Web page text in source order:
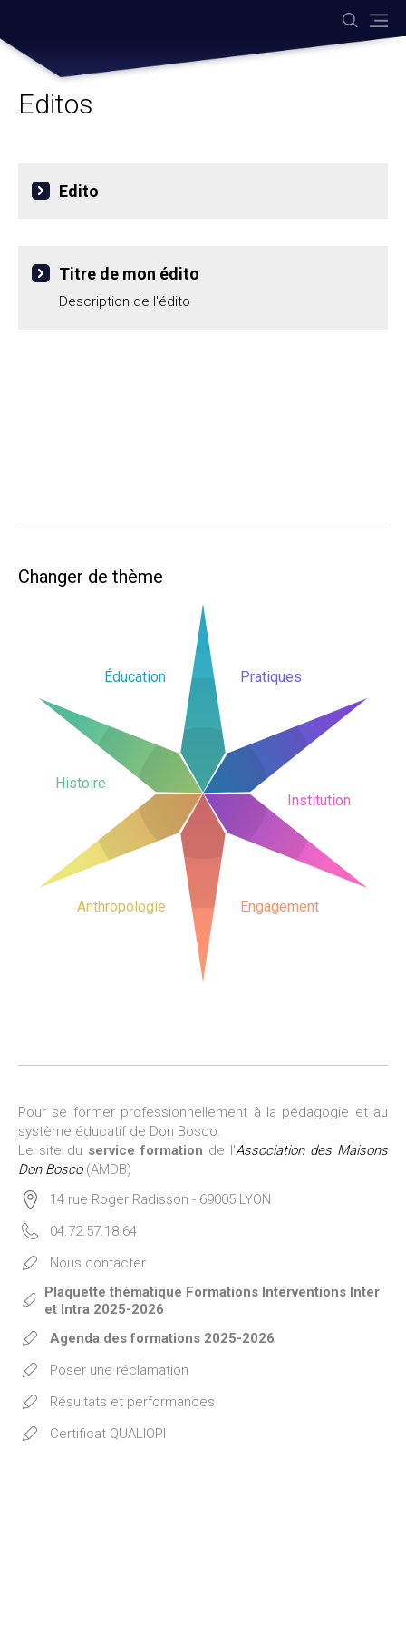
Aller
Editos
Edito
Titre de mon édito
Description de l'édito
Pour se former professionnellement à la pédagogie et au
système éducatif de Don Bosco.
Le site du service formation de l'Association des Maisons
Don Bosco(AMDB)
14 rue Roger Radisson - 69005 LYON
04.72.57.18.64
Nous contacter
Plaquette thématique Formations Interventions Inter
et Intra 2025-2026
Agenda des formations 2025-2026
Poser une réclamation
Résultats et performances
Certificat QUALIOPI
Changer de thème
Éducation Pratiques
Institution
Engagement
Anthropologie
Histoire